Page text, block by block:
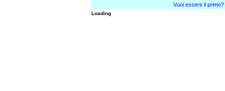
Vuoi essere il primo?
Loading